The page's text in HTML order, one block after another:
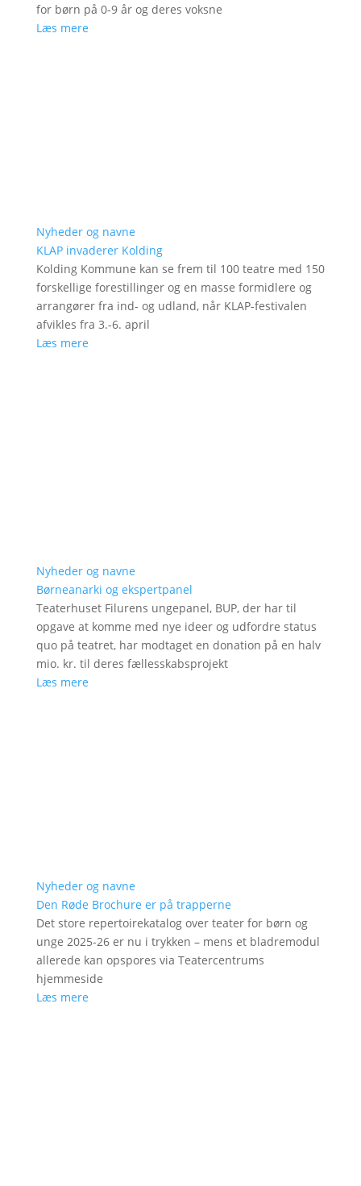
for børn på 0-9 år og deres voksne
Læs mere
Nyheder og navne
KLAP invaderer Kolding
Kolding Kommune kan se frem til 100 teatre med 150
forskellige forestillinger og en masse formidlere og
arrangører fra ind- og udland, når KLAP-festivalen
afvikles fra 3.-6. april
Læs mere
Nyheder og navne
Børneanarki og ekspertpanel
Teaterhuset Filurens ungepanel, BUP, der har til
opgave at komme med nye ideer og udfordre status
quo på teatret, har modtaget en donation på en halv
mio. kr. til deres fællesskabsprojekt
Læs mere
Nyheder og navne
Den Røde Brochure er på trapperne
Det store repertoirekatalog over teater for børn og
unge 2025-26 er nu i trykken – mens et bladremodul
allerede kan opspores via Teatercentrums
hjemmeside
Læs mere